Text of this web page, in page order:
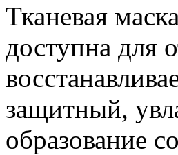
Тканевая
доступна для
защитный,
образование